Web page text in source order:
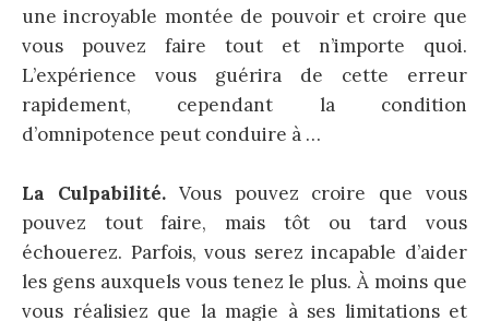
une incroyable montée de pouvoir et croire que
vous pouvez faire tout et n’importe quoi.
L’expérience vous guérira de cette erreur
rapidement, cependant la condition
d’omnipotence peut conduire à …
La Culpabilité.Vous pouvez croire que vous
pouvez tout faire, mais tôt ou tard vous
échouerez. Parfois, vous serez incapable d’aider
les gens auxquels vous tenez le plus. À moins que
vous réalisiez que la magie à ses limitations et